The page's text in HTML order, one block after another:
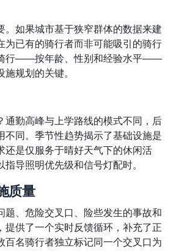
。如果城市基于狭窄群体的数据来建
为已有的骑行者而非可能吸引的骑行
行——按年龄、性别和经验水平——
规划的关键。
通勤高峰与上学路线的模式不同，后
不同。季节性趋势揭示了基础设施是
还是仅服务于晴好天气下的休闲活
导照明优先级和信号灯配时。
质量
题、危险交叉口、险些发生的事故和
提供了一个实时反馈循环，补充了正
百名骑行者独立标记同一个交叉口为